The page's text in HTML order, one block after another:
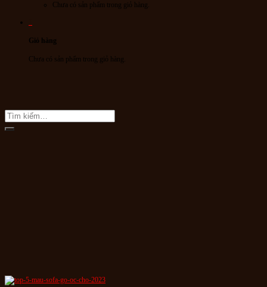
Chưa có sản phẩm trong giỏ hàng.
Giỏ hàng
Chưa có sản phẩm trong giỏ hàng.
Tìm
kiếm: